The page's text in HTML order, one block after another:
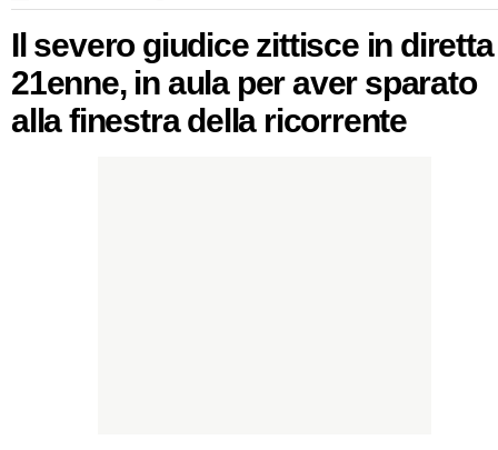
Il severo giudice zittisce in
21enne, in aula per aver sparato
alla finestra della ricorrente